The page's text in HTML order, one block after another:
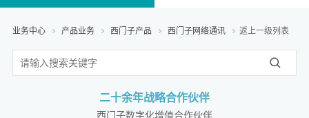
业务中心 产品业务 西门子产品 西门子网络通讯 返上一级列表
二十余年战略合作伙伴
西门子数字化增值合作伙伴